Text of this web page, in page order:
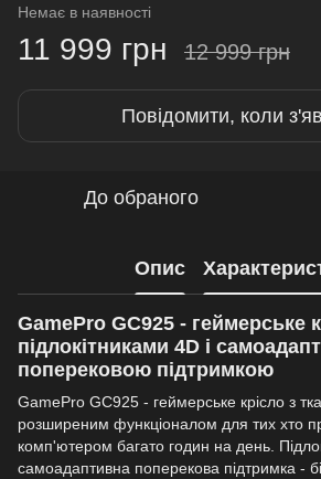
Немає в наявності
11 999 грн 12 999 грн
Повідомити, коли
До обраного
Опис
GamePro GC925 - геймерське
підлокітниками 4D і
поперековою підтримкою
GamePro GC925 - геймерське крісло з
розширеним функціоналом для тих хто
комп'ютером багато годин на день.
самоадаптивна поперекова підтримка -